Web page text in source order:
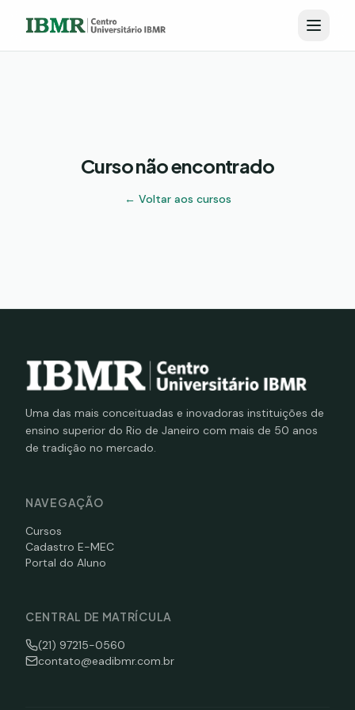
Curso não encontrado
← Voltar aos cursos
Uma das mais conceituadas e inovadoras instituições de
ensino superior do Rio de Janeiro com mais de 50 anos
de tradição no mercado.
NAVEGAÇÃO
Cursos
Cadastro E-MEC
Portal do Aluno
CENTRAL DE MATRÍCULA
(21) 97215-0560
contato@eadibmr.com.br